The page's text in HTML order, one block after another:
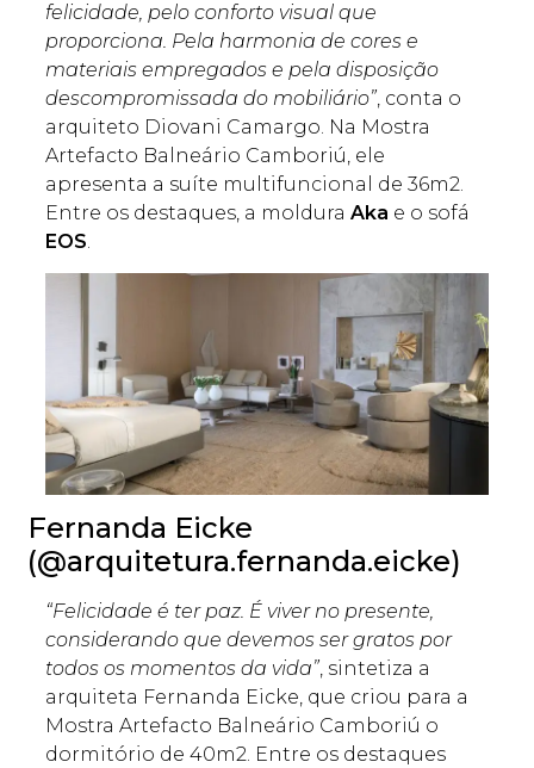
felicidade, pelo conforto visual que
proporciona. Pela harmonia de cores e
materiais empregados e pela disposição
descompromissada do mobiliário”, conta o
arquiteto Diovani Camargo. Na Mostra
Artefacto Balneário Camboriú, ele
apresenta a suíte multifuncional de 36m2.
Entre os destaques, a molduraAka e o sofá
EOS.
Fernanda Eicke
(@arquitetura.fernanda.eicke)
“Felicidade é ter paz. É viver no presente,
considerando que devemos ser gratos por
todos os momentos da vida”, sintetiza a
arquiteta Fernanda Eicke, que criou para a
Mostra Artefacto Balneário Camboriú o
dormitório de 40m2. Entre os destaques